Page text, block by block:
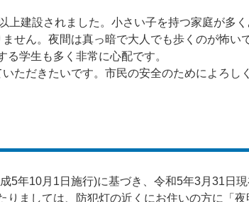
建設されました。小さい子を持つ家庭が多く
せん。夜間は真っ暗で大人でも歩くのが怖い
学生も多く非常に心配です。
ただきたいです。市民の安全のためによろし
5年10月1日施行)に基づき、令和5年3月31日
りましては、防犯灯の近くにお住いの方に「